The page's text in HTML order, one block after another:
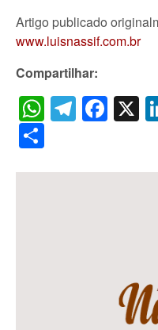
Artigo publicado
www.luisnassif.com.br
Compartilhar:
X